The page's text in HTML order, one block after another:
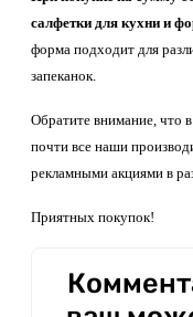
салфетки для кухни и
форма подходит для
запеканок.
Обратите внимание, что
почти все наши
рекламными акциями в
Приятных покупок!